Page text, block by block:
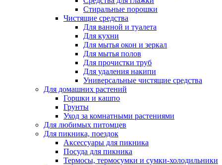
Стиральные порошки
Чистящие средства
Для ванной и туалета
Для кухни
Для мытья окон и зеркал
Для мытья полов
Для прочистки труб
Для удаления накипи
Универсальные чистящие средства
Для домашних растений
Горшки и кашпо
Грунты
Уход за комнатными растениями
Для любимых питомцев
Для пикника, поездок
Аксессуары для пикника
Посуда для пикника
Термосы, термосумки и сумки-холодильники